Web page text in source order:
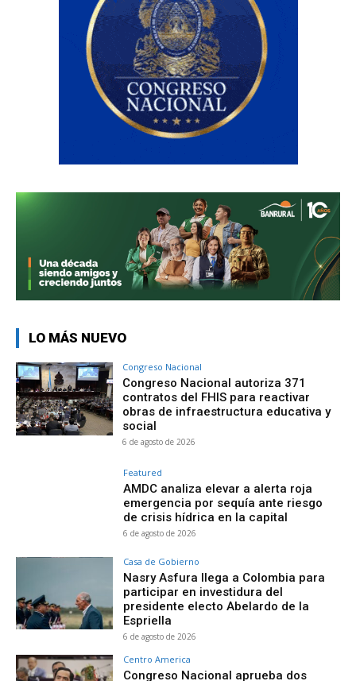
LO MÁS NUEVO
Congreso Nacional
Congreso Nacional autoriza 371
contratos del FHIS para reactivar
obras de infraestructura educativa y
social
6 de agosto de 2026
Featured
AMDC analiza elevar a alerta roja
emergencia por sequía ante riesgo
de crisis hídrica en la capital
6 de agosto de 2026
Casa de Gobierno
Nasry Asfura llega a Colombia para
participar en investidura del
presidente electo Abelardo de la
Espriella
6 de agosto de 2026
Centro America
Congreso Nacional aprueba dos